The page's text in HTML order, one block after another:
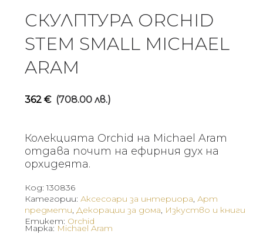
СКУЛПТУРА ORCHID
STEM SMALL MICHAEL
ARAM
362 € (708.00 лв.)
Колекцията Orchid на Michael Aram
отдава почит на ефирния дух на
орхидеята.
Код:130836
Категории: Аксесоари за интериора, Арт
предмети, Декорации за дома, Изкуство и книги
Етикет: Orchid
Марка: Michael Aram